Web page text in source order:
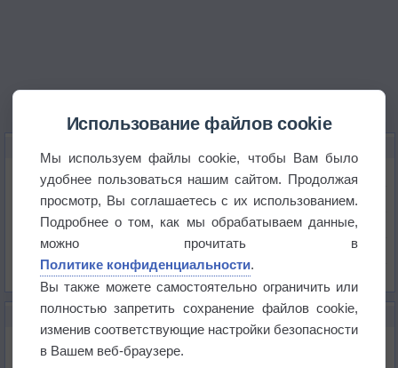
Температура
Давление
Осадки
Облачность
Список всех карт
НОВОЕ О ПОГОДЕ
Космическая погода влияет на транспорт
Использование файлов cookie
Мы используем файлы cookie, чтобы Вам было
удобнее пользоваться нашим сайтом. Продолжая
просмотр, Вы соглашаетесь с их использованием.
Подробнее о том, как мы обрабатываем данные,
можно прочитать в
Политике конфиденциальности.
Вы также можете самостоятельно ограничить или
полностью запретить сохранение файлов cookie,
изменив соответствующие настройки безопасности
в Вашем веб-браузере.